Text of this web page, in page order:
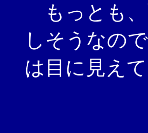
もっとも、
しそうなの
は目に見え